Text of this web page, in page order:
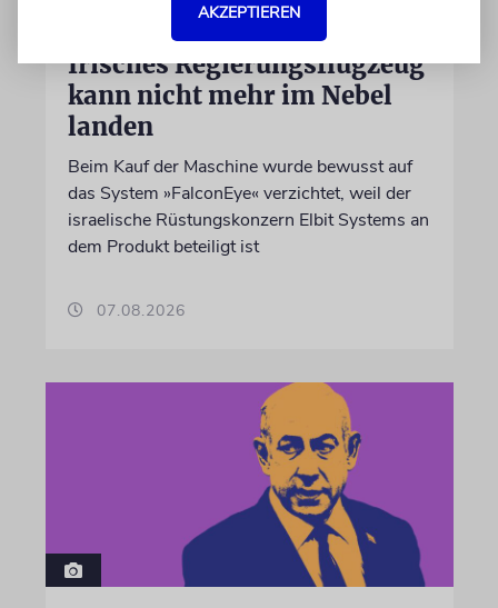
Wegen Israel-Boykott:
Irisches Regierungsflugzeug
kann nicht mehr im Nebel
landen
Beim Kauf der Maschine wurde bewusst auf
das System »FalconEye« verzichtet, weil der
israelische Rüstungskonzern Elbit Systems an
dem Produkt beteiligt ist
07.08.2026
AKZEPTIEREN